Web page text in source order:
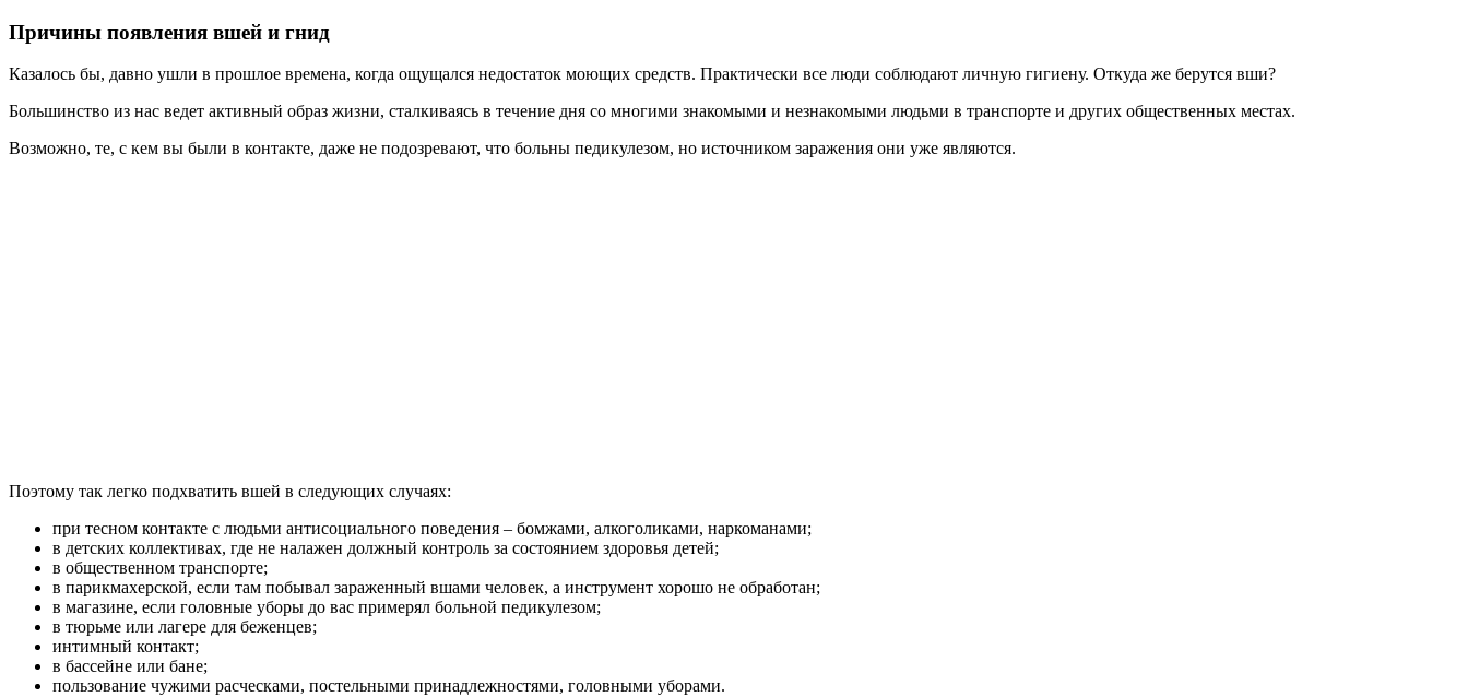
Причины появления вшей и гнид
Казалось бы, давно ушли в прошлое времена, когда ощущался недостаток моющих средств. Практически все люди соблюдают личную гигиену. Откуда же берутся вши?
Большинство из нас ведет активный образ жизни, сталкиваясь в течение дня со многими знакомыми и незнакомыми людьми в транспорте и других общественных местах.
Возможно, те, с кем вы были в контакте, даже не подозревают, что больны педикулезом, но источником заражения они уже являются.
Поэтому так легко подхватить вшей в следующих случаях:
при тесном контакте с людьми антисоциального поведения – бомжами, алкоголиками, наркоманами;
в детских коллективах, где не налажен должный контроль за состоянием здоровья детей;
в общественном транспорте;
в парикмахерской, если там побывал зараженный вшами человек, а инструмент хорошо не обработан;
в магазине, если головные уборы до вас примерял больной педикулезом;
в тюрьме или лагере для беженцев;
интимный контакт;
в бассейне или бане;
пользование чужими расческами, постельными принадлежностями, головными уборами.